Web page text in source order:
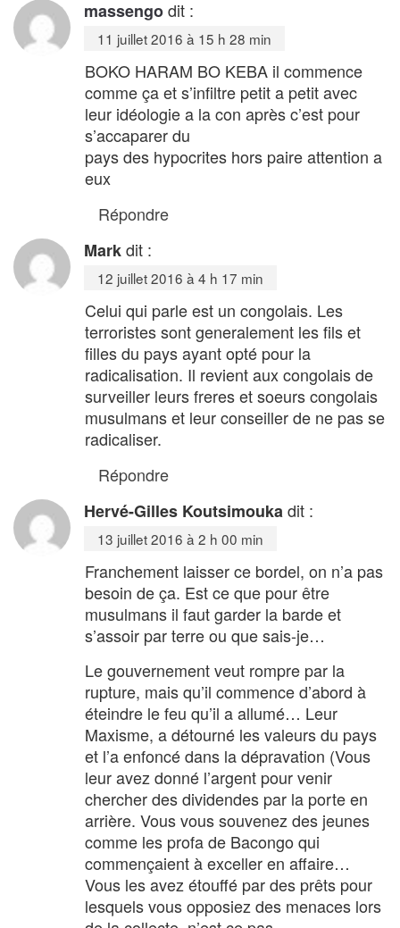
massengodit :
11 juillet 2016 à 15 h 28 min
BOKO HARAM BO KEBA il commence
comme ça et s’infiltre petit a petit avec
leur idéologie a la con après c’est pour
s’accaparer du
pays des hypocrites hors paire attention a
eux
Répondre
Markdit :
12 juillet 2016 à 4 h 17 min
Celui qui parle est un congolais. Les
terroristes sont generalement les fils et
filles du pays ayant opté pour la
radicalisation. Il revient aux congolais de
surveiller leurs freres et soeurs congolais
musulmans et leur conseiller de ne pas se
radicaliser.
Répondre
Hervé-Gilles Koutsimoukadit :
13 juillet 2016 à 2 h 00 min
Franchement laisser ce bordel, on n’a pas
besoin de ça. Est ce que pour être
musulmans il faut garder la barde et
s’assoir par terre ou que sais-je…
Le gouvernement veut rompre par la
rupture, mais qu’il commence d’abord à
éteindre le feu qu’il a allumé… Leur
Maxisme, a détourné les valeurs du pays
et l’a enfoncé dans la dépravation (Vous
leur avez donné l’argent pour venir
chercher des dividendes par la porte en
arrière. Vous vous souvenez des jeunes
comme les profa de Bacongo qui
commençaient à exceller en affaire…
Vous les avez étouffé par des prêts pour
lesquels vous opposiez des menaces lors